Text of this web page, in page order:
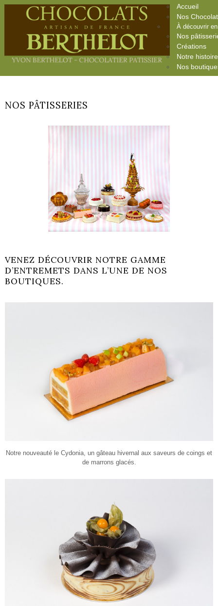
Accueil
Nos
À découvrir
Nos
Créations
Notre histoire
Nos
NOS PÂTISSERIES
VENEZ DÉCOUVRIR NOTRE GAMME
D’ENTREMETS DANS L’UNE DE NOS
BOUTIQUES.
Notre nouveauté le Cydonia, un gâteau hivernal aux saveurs de coings et
de marrons glacés.